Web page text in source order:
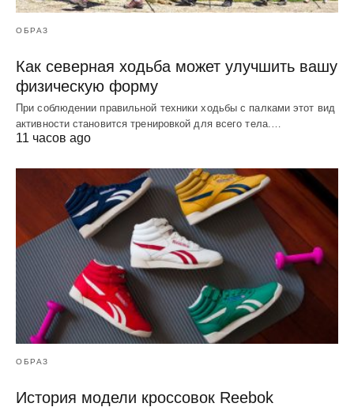
ОБРАЗ
Как северная ходьба может улучшить вашу
физическую форму
При соблюдении правильной техники ходьбы с палками этот вид
активности становится тренировкой для всего тела.…
11 часов ago
ОБРАЗ
История модели кроссовок Reebok